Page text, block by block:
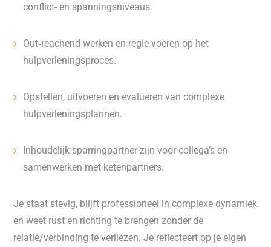
conflict- en spanningsniveaus.
Out‑reachend werken en regie voeren op het
hulpverleningsproces.
Opstellen, uitvoeren en evalueren van complexe
hulpverleningsplannen.
Inhoudelijk sparringpartner zijn voor collega’s en
samenwerken met ketenpartners.
Je staat stevig, blijft professioneel in complexe dynamiek
en weet rust en richting te brengen zonder de
relatie/verbinding te verliezen. Je reflecteert op je eigen